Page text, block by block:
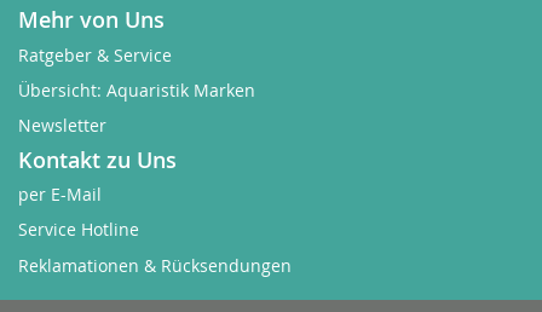
Mehr von Uns
Ratgeber & Service
Übersicht: Aquaristik Marken
Newsletter
Kontakt zu Uns
per E-Mail
Service Hotline
Reklamationen & Rücksendungen